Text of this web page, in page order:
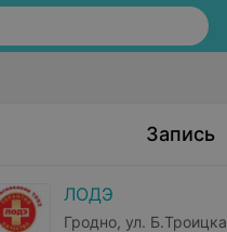
Запись
ЛОДЭ
Гродно, ул.